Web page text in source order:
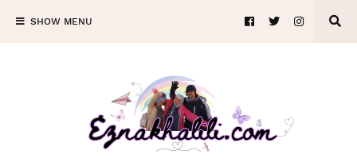
SHOW MENU